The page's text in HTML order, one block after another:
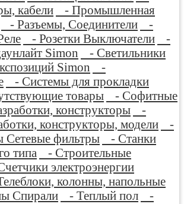
кабели
- Промышленная
- Разъемы, Соединители
-
- Розетки Выключатели
-
Simon
- Светильники
Simon
-
- Системы для прокладки
товары
- Софитные
конструкторы
-
конструкторы, модели
-
Сетевые фильтры
- Станки
типа
- Строительные
электроэнергии
колонны, напольные
Спирали - Теплый пол
-